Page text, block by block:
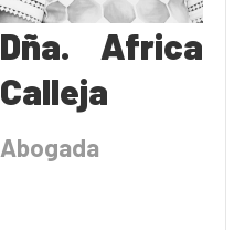
Dña. Africa
Calleja
Abogada